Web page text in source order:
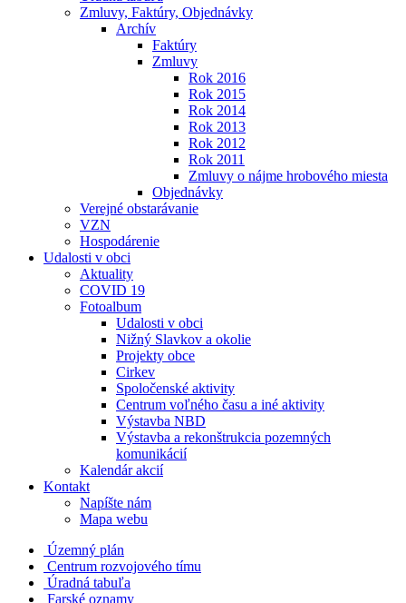
Zmluvy, Faktúry, Objednávky
Archív
Faktúry
Zmluvy
Rok 2016
Rok 2015
Rok 2014
Rok 2013
Rok 2012
Rok 2011
Zmluvy o nájme hrobového miesta
Objednávky
Verejné obstarávanie
VZN
Hospodárenie
Udalosti v obci
Aktuality
COVID 19
Fotoalbum
Udalosti v obci
Nižný Slavkov a okolie
Projekty obce
Cirkev
Spoločenské aktivity
Centrum voľného času a iné aktivity
Výstavba NBD
Výstavba a rekonštrukcia pozemných
komunikácií
Kalendár akcií
Kontakt
Napíšte nám
Mapa webu
Územný plán
Centrum rozvojového tímu
Úradná tabuľa
Farské oznamy